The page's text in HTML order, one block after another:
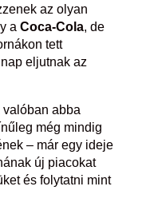
az olyan
a Coca-Cola, de
tett
eljutnak az
valóban abba
még mindig
– már egy ideje
új piacokat
és folytatni mint